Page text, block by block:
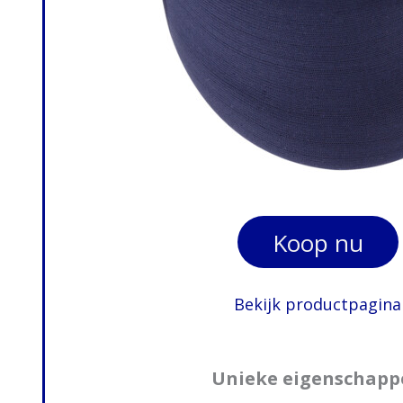
Koop nu
Bekijk productpagina
Unieke